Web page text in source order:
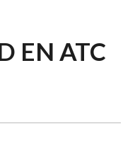
EN ATC